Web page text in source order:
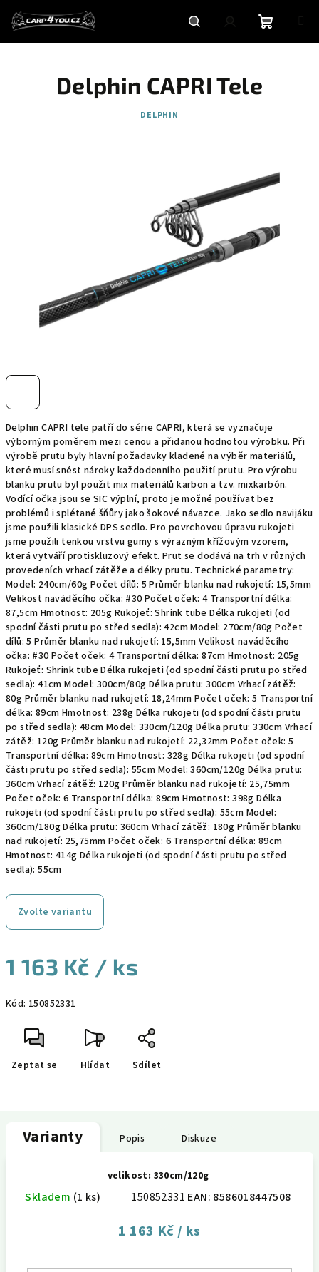
obsah
HledatPřihlášeníNákupní
Delphin CAPRI tele patří do série CAPRI, která se vyznačuje
výborným poměrem mezi cenou a přidanou hodnotou výrobku. Při
výrobě prutu byly hlavní požadavky kladené na výběr materiálů,
které musí snést nároky každodenního použití prutu. Pro výrobu
blanku prutu byl použit mix materiálů karbon a tzv. mixkarbón.
Vodící očka jsou se SIC výplní, proto je možné používat bez
problémů i splétané šňůry jako šokové návazce. Jako sedlo navijáku
jsme použili klasické DPS sedlo. Pro povrchovou úpravu rukojeti
jsme použili tenkou vrstvu gumy s výrazným křížovým vzorem,
která vytváří protiskluzový efekt. Prut se dodává na trh v různých
provedeních vrhací zátěže a délky prutu. Technické parametry:
Model: 240cm/60g Počet dílů: 5 Průměr blanku nad rukojetí: 15,5mm
Velikost naváděcího očka: #30 Počet oček: 4 Transportní délka:
87,5cm Hmotnost: 205g Rukojeť: Shrink tube Délka rukojeti (od
spodní části prutu po střed sedla): 42cm Model: 270cm/80g Počet
dílů: 5 Průměr blanku nad rukojetí: 15,5mm Velikost naváděcího
očka: #30 Počet oček: 4 Transportní délka: 87cm Hmotnost: 205g
Rukojeť: Shrink tube Délka rukojeti (od spodní části prutu po střed
sedla): 41cm Model: 300cm/80g Délka prutu: 300cm Vrhací zátěž:
80g Průměr blanku nad rukojetí: 18,24mm Počet oček: 5 Transportní
délka: 89cm Hmotnost: 238g Délka rukojeti (od spodní části prutu
po střed sedla): 48cm Model: 330cm/120g Délka prutu: 330cm Vrhací
zátěž: 120g Průměr blanku nad rukojetí: 22,32mm Počet oček: 5
Transportní délka: 89cm Hmotnost: 328g Délka rukojeti (od spodní
části prutu po střed sedla): 55cm Model: 360cm/120g Délka prutu:
360cm Vrhací zátěž: 120g Průměr blanku nad rukojetí: 25,75mm
Počet oček: 6 Transportní délka: 89cm Hmotnost: 398g Délka
rukojeti (od spodní části prutu po střed sedla): 55cm Model:
360cm/180g Délka prutu: 360cm Vrhací zátěž: 180g Průměr blanku
nad rukojetí: 25,75mm Počet oček: 6 Transportní délka: 89cm
Hmotnost: 414g Délka rukojeti (od spodní části prutu po střed
sedla): 55cm
Zvolte variantu
1 163 Kč / ks
cena:
Kód: 150852331
Zeptat se Hlídat Sdílet
Delphin CAPRI Tele
DELPHIN
Varianty Popis Diskuze
velikost: 330cm/120g
Skladem (1 ks) 150852331 EAN: 8586018447508
1 163 Kč/ ks